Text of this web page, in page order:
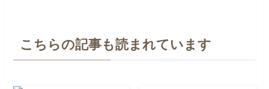
こちらの記事も読まれています